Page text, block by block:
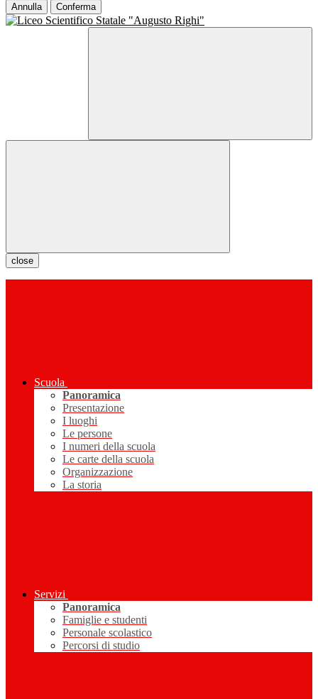
Annulla Conferma
close
Scuola
Panoramica
Presentazione
I luoghi
Le persone
I numeri della scuola
Le carte della scuola
Organizzazione
La storia
Servizi
Panoramica
Famiglie e studenti
Personale scolastico
Percorsi di studio